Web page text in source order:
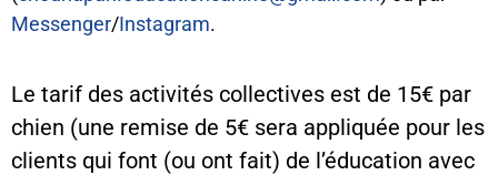
Messenger/Instagram.
Le tarif des activités collectives est de 15€ par
chien (une remise de 5€ sera appliquée pour les
clients qui font (ou ont fait) de l’éducation avec